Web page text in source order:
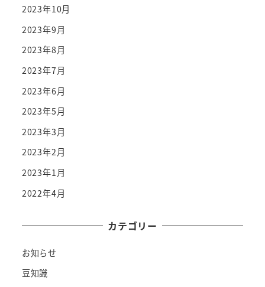
2023年10月
2023年9月
2023年8月
2023年7月
2023年6月
2023年5月
2023年3月
2023年2月
2023年1月
2022年4月
カテゴリー
お知らせ
豆知識